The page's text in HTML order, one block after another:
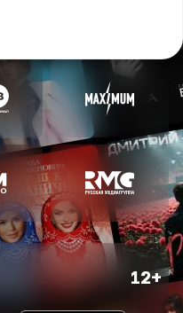
12+